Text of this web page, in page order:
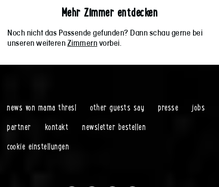
Mehr Zimmer entdecken
Noch nicht das Passende gefunden? Dann schau gerne bei
unseren weiteren Zimmern vorbei.
news von mama thresl other guests say presse
jobs
partner
kontakt
newsletter bestellen
cookie einstellungen